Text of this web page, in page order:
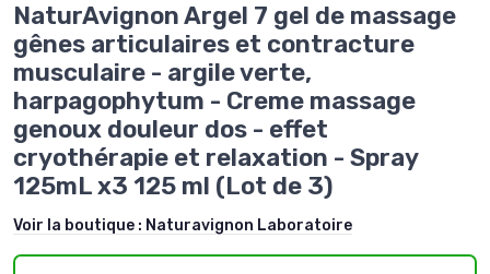
NaturAvignon Argel 7 gel de massage
gênes articulaires et contracture
musculaire - argile verte,
harpagophytum - Creme massage
genoux douleur dos - effet
cryothérapie et relaxation - Spray
125mL x3 125 ml (Lot de 3)
Voir la boutique : Naturavignon Laboratoire